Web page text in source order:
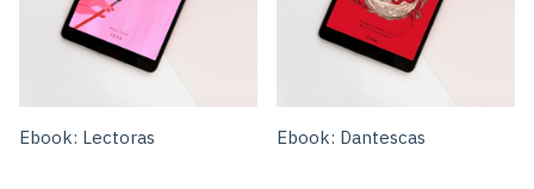
Ebook: Lectoras Ebook: Dantescas